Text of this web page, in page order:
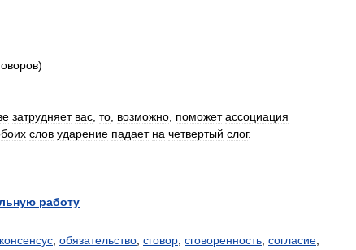
)
затрудняет вас то возможно поможет ассоциация
слов ударение падает на четвертый слог.
работу
консенсус обязательство сговор сговоренность согласие